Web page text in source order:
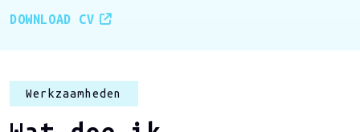
DOWNLOAD CV
Werkzaamheden